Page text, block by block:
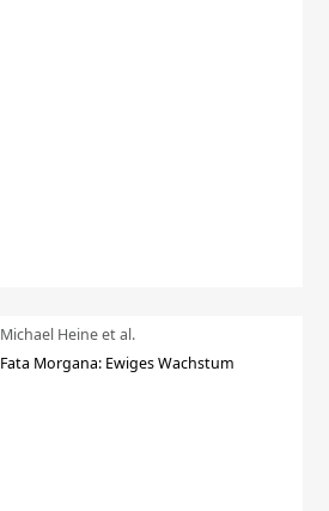
Michael Heine et al.
Fata Morgana: Ewiges Wachstum